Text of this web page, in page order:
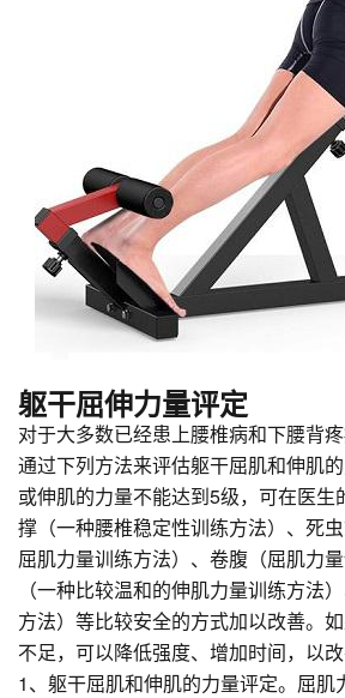
躯干屈伸力量评定
对于大多数已经患上腰椎病和下腰背
通过下列方法来评估躯干屈肌和伸肌
或伸肌的力量不能达到5级，可在医生
撑（一种腰椎稳定性训练方法）、死
屈肌力量训练方法）、卷腹（屈肌力
（一种比较温和的伸肌力量训练方法
方法）等比较安全的方式加以改善。
不足，可以降低强度、增加时间，以改
1、躯干屈肌和伸肌的力量评定。屈肌